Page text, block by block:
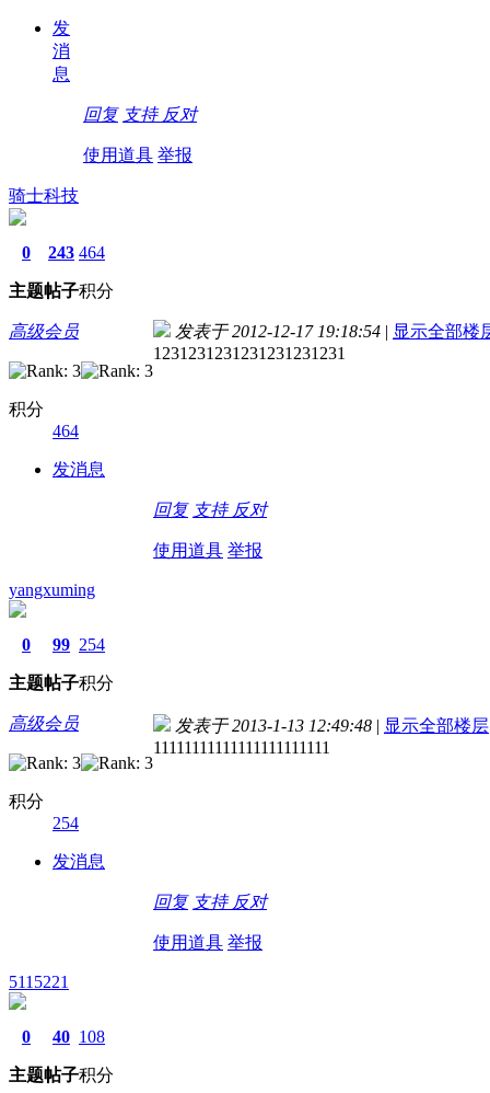
发
消
息
回复 支持 反对
使用道具 举报
骑士科技
0
主题
243
帖子
464
积分
高级会员
积分
464
发消息
发表于 2012-12-17 19:18:54 | 显示全部楼
1231231231231231231231
回复 支持 反对
使用道具 举报
yangxuming
0
主题
99
帖子
254
积分
高级会员
积分
254
发消息
发表于 2013-1-13 12:49:48 | 显示全部楼层
11111111111111111111111
回复 支持 反对
使用道具 举报
5115221
0
主题
40
帖子
108
积分